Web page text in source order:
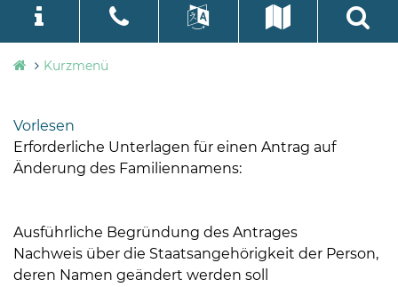
Stadtverwaltung
Bramstedt
Bleeck 15-
04192-
506-
language
Kurzmenü
Vorlesen
Erforderliche Unterlagen für einen Antrag auf
Änderung des Familiennamens:
Ausführliche Begründung des Antrages
Nachweis über die Staatsangehörigkeit der Person,
deren Namen geändert werden soll